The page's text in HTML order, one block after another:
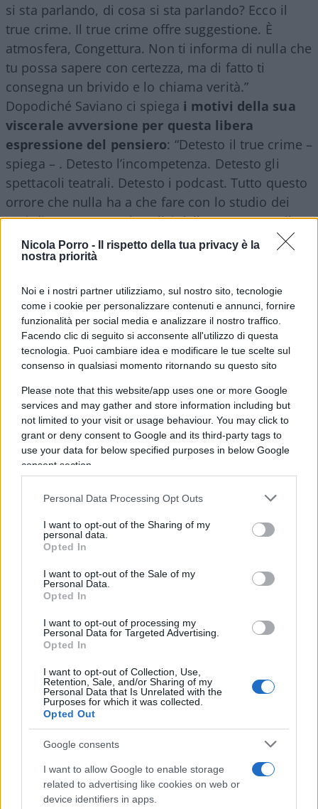
Nicola Porro -
Il rispetto della tua privacy è la
nostra priorità
Noi e i nostri partner utilizziamo, sul nostro sito, tecnologie
come i cookie per personalizzare contenuti e annunci, fornire
funzionalità per social media e analizzare il nostro traffico.
Facendo clic di seguito si acconsente all'utilizzo di questa
tecnologia. Puoi cambiare idea e modificare le tue scelte sul
consenso in qualsiasi momento ritornando su questo sito
Please note that this website/app uses one or more Google
services and may gather and store information including but
not limited to your visit or usage behaviour. You may click to
grant or deny consent to Google and its third-party tags to
use your data for below specified purposes in below Google
consent section.
Personal Data Processing Opt Outs
I want to opt-out of the Sharing of my
personal data.
Opted In
I want to opt-out of the Sale of my
Personal Data.
Opted In
I want to opt-out of processing my
Personal Data for Targeted Advertising.
Opted In
I want to opt-out of Collection, Use,
Retention, Sale, and/or Sharing of my
Personal Data that Is Unrelated with the
Purposes for which it was collected.
Opted Out
Google consents
I want to allow Google to enable storage
related to advertising like cookies on web or
device identifiers in apps.
si sta parlando, di cosa si sta parlando? Ecco il
true crime. Il true crime offre suggestione. È
atmosfera, Congettura. Non ti informa di nulla che
tu possa sapere con certezza, ma di fatto ti
consegna un brivido e lo chiama verità.”
Dopodiché Saviano ci spiega i motivi della sua
viscerale avversione per questa libera
espressione del pensiero: “Detesto il true crime –
spiega – . Detesto l’incompetenza. Detesto gli
spettacoli teatrali. Detesto i podcast. Tutto questo
orrore che nulla ha a che fare con lo studio dei
casi di cronaca, con l’analisi della cronaca. Nulla a
che fare con lo studio del potere. Nulla c’entra il
true crime con il crimine organizzato.”
Qui mi fermo perché credo di aver già compreso il
motivo di questo sfogo, a mio avviso, inopportuno
e che mette sotto accusa milioni di italiani – in
incompreso della lotta alle mafie, vengono
pronunciate le sentenze – rei di non accontentarsi
della cosiddetta informazione mainstream.
Saviano sembra soffrire di una certa invidia
nei confronti di chi, anziché occuparsi del citato
crimine organizzato, delle cui nefandezze egli si
le “quisquilie” un caso che con tutta probabilità
rappresenta un colossale errore giudiziario. Un
caso che potrebbe allargarsi proprio a quegli
aspetti che stanno tanto a cuore all’autore di
interessi illeciti che avrebbero infestato la
Lomellina.
D’altro canto, che Saviano utilizzasse il tema delle
mafie come il prezzemolo si era già visto ai tempi
del Covid-19, in cui il nostro appoggiava
acriticamente le misure restrittive, arrivando a
lamentarsi per il fatto che queste ultime non
sarebbero state sufficientemente restrittive.